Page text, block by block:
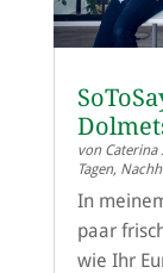
von Caterina
Tagen,
In
paar
wie Ihr